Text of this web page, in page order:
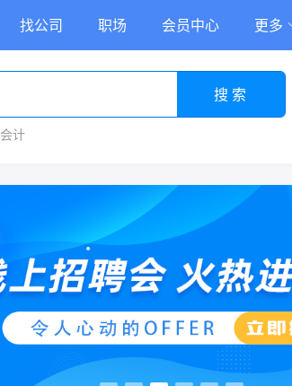
找公司 职场 会员中心 更多
搜 索
会计